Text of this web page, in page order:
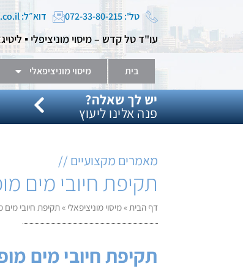
טל': 072-33-80-215 דוא״ל: tal@kadesh-law.co.il
עו"ד טל קדש – מיסוי מוניציפלי ▪️
בית מיסוי מוניציפאלי
יש לך שאלה?
פנה אלינו ליעוץ
מאמרים מקצועיים //
תקיפת חיובי מים
דף הבית »מיסוי מוניציפאלי »תקיפת חיובי מים
תקיפת חיובי מים